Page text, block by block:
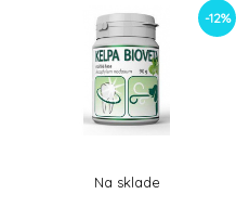
kamene u dospělých psů.
Přídavek vitaminu C a
koenzymu Q10 podporuje
prevenci onemocnění dásní,
podporuje antibakteriální
účinky a má vliv na snižování
-12%
Na sklade